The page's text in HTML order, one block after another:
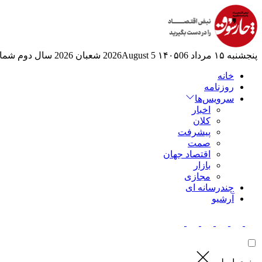
پنجشنبه ۱۵ مرداد ۱۴۰۵ 06 2026August 5 شعبان 2026 سال دوم
خانه
روزنامه
سرویس‌ها
اخبار
کلان
پیشرفت
صمت
اقتصاد جهان
بازار
مجازی
چندرسانه ای
آرشیو